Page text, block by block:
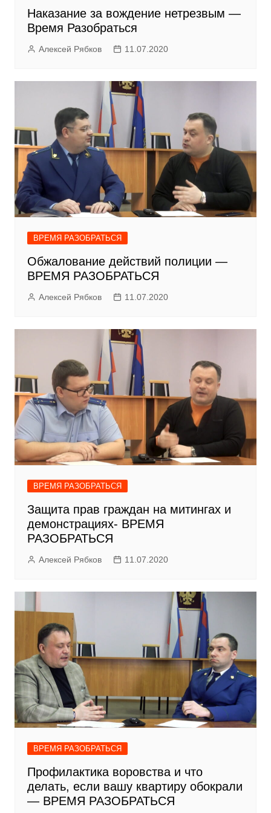
Наказание за вождение нетрезвым —
Время Разобраться
Алексей Рябков 11.07.2020
ВРЕМЯ РАЗОБРАТЬСЯ
Обжалование действий полиции —
ВРЕМЯ РАЗОБРАТЬСЯ
Алексей Рябков 11.07.2020
ВРЕМЯ РАЗОБРАТЬСЯ
Защита прав граждан на митингах и
демонстрациях- ВРЕМЯ
РАЗОБРАТЬСЯ
Алексей Рябков 11.07.2020
ВРЕМЯ РАЗОБРАТЬСЯ
Профилактика воровства и что
делать, если вашу квартиру обокрали
— ВРЕМЯ РАЗОБРАТЬСЯ